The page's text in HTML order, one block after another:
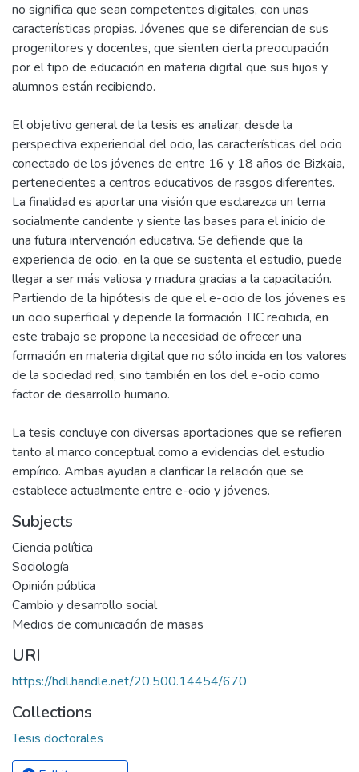
no significa que sean competentes digitales, con unas
características propias. Jóvenes que se diferencian de sus
progenitores y docentes, que sienten cierta preocupación
por el tipo de educación en materia digital que sus hijos y
alumnos están recibiendo.
El objetivo general de la tesis es analizar, desde la
perspectiva experiencial del ocio, las características del ocio
conectado de los jóvenes de entre 16 y 18 años de Bizkaia,
pertenecientes a centros educativos de rasgos diferentes.
La finalidad es aportar una visión que esclarezca un tema
socialmente candente y siente las bases para el inicio de
una futura intervención educativa. Se defiende que la
experiencia de ocio, en la que se sustenta el estudio, puede
llegar a ser más valiosa y madura gracias a la capacitación.
Partiendo de la hipótesis de que el e-ocio de los jóvenes es
un ocio superficial y depende la formación TIC recibida, en
este trabajo se propone la necesidad de ofrecer una
formación en materia digital que no sólo incida en los valores
de la sociedad red, sino también en los del e-ocio como
factor de desarrollo humano.
La tesis concluye con diversas aportaciones que se refieren
tanto al marco conceptual como a evidencias del estudio
empírico. Ambas ayudan a clarificar la relación que se
establece actualmente entre e-ocio y jóvenes.
Subjects
Ciencia política
Sociología
Opinión pública
Cambio y desarrollo social
Medios de comunicación de masas
URI
https://hdl.handle.net/20.500.14454/670
Collections
Tesis doctorales